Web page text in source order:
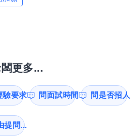
更多...
驗要求 問面試時間 問是否招人
提問...